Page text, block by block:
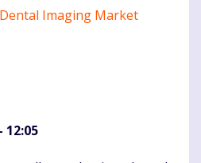
Dental Imaging Market
12:05